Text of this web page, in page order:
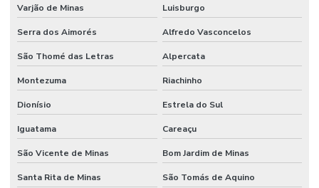
Varjão de Minas Luisburgo
Serra dos Aimorés Alfredo Vasconcelos
São Thomé das Letras Alpercata
Montezuma Riachinho
Dionísio Estrela do Sul
Iguatama Careaçu
São Vicente de Minas Bom Jardim de Minas
Santa Rita de Minas São Tomás de Aquino